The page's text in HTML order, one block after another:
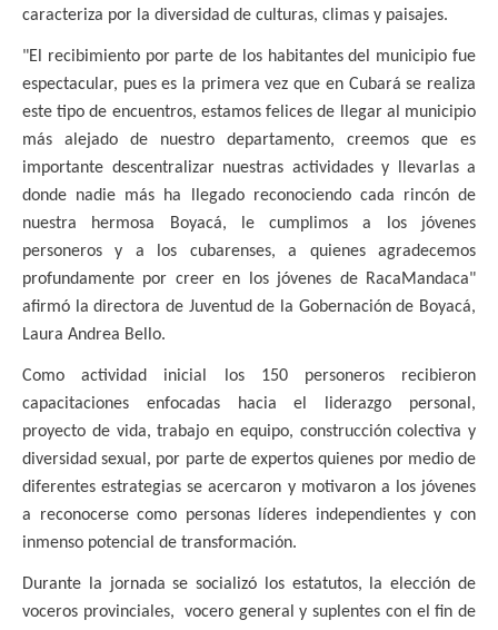
caracteriza por la diversidad de culturas, climas y paisajes.
"El recibimiento por parte de los habitantes del municipio fue
espectacular, pues es la primera vez que en Cubará se realiza
este tipo de encuentros, estamos felices de llegar al municipio
más alejado de nuestro departamento, creemos que es
importante descentralizar nuestras actividades y llevarlas a
donde nadie más ha llegado reconociendo cada rincón de
nuestra hermosa Boyacá, le cumplimos a los jóvenes
personeros y a los cubarenses, a quienes agradecemos
profundamente por creer en los jóvenes de RacaMandaca"
afirmó la directora de Juventud de la Gobernación de Boyacá,
Laura Andrea Bello.
Como actividad inicial los 150 personeros recibieron
capacitaciones enfocadas hacia el liderazgo personal,
proyecto de vida, trabajo en equipo, construcción colectiva y
diversidad sexual, por parte de expertos quienes por medio de
diferentes estrategias se acercaron y motivaron a los jóvenes
a reconocerse como personas líderes independientes y con
inmenso potencial de transformación.
Durante la jornada se socializó los estatutos, la elección de
voceros provinciales, vocero general y suplentes con el fin de